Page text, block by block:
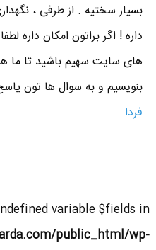
بسیار سختیه . از طرفی ،
داره ! اگر براتون امکان داره
های سایت سهیم باشید تا ما
بنویسیم و به سوال ها تون
فردا
variable $fields in
public_html/wp-